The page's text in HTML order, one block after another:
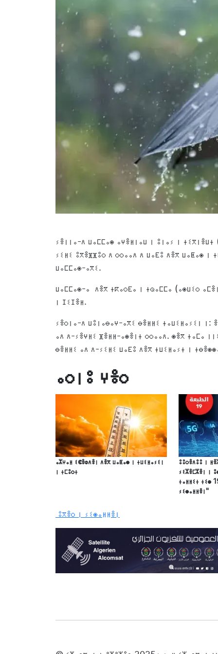
ⵢⴻⵏⵏⴰ-ⴷ ⵡⴰⵎⵎⴰⵙ ⴰⵖⴻⵍⵏⴰⵡ ⵏ ⵓⵏⴰⵢ ⵏ
ⵢⵉⵍⵉ ⵓⴳⴻⴼⴼⵓⵔ ⴷ ⵔⵔⴰⴰⴷ ⴷ ⵡⴰⴹⵓ ⴷⴻⴳ ⵡⴰⵟⴰⵙ ⵏ
ⵡⴰⵎⵎⴰⵙ-ⴰⴳⵉ.
ⵡⴰⵎⵎⴰⵙ-ⴰ ⴷⴻⴳ ⵜⴽⴰⵔⴹⴰ ⵏ ⵜⵕⴰⵎⵎⴰ (ⴰⵙⵡⵉⵔ
ⵏ ⵊⵉⵊⴻⵍ.
ⵢⴻⵔⵏⴰ-ⴷ ⵡⵓⵏⴰⴱⴰⵖ-ⴰⴳⵉ ⴱⴻⵍⵍⵉ ⵜⴰⵡⵉⵍⴰⵢⵉⵏ ⵏ:
ⴰⴷ ⴷ-ⵢⴻⵖⵍⵉ ⴼⴻⵍⵍ-ⴰⵙⴻⵏⵜ ⵔⵔⴰⴰⴷ. ⵙⴻⴳ ⵜⴰⵎⴰ
ⴱⴻⵍⵍⵉ ⴰⴷ ⴷ-ⵢⵉⵍⵉ ⵡⴰⴹⵓ ⴷⴻⴳ ⵜⵡⵉⵍⴰⵢⵜ ⵏ
ⴰⵔⵏⵓ ⵖⴻⵔ
ⴰⵣⵖⴰⵍ ⵉⵞⴻⵀⴷⴻⵏ ⴷⴻⴳ ⵡⴰⵟⴰⵙ ⵏ ⵜⵡⵉⵍⴰⵢⵉⵏ
ⵏ ⵜⵎⵓⵔⵜ
ⵓⵓⵔⴻⴷⵓⵓ ⵏ
ⵢⵉⵣⴻⵎⵣⴻⵏ ⵏ
ⵜⴰⵍⵍⵉⵜ ⵜⵉⵙ
ⵢⵉⵙⴰⵍⵍⴻⵏ"
ⵓⴳⴻⵔ ⵏ ⵢⵉⵙⴰⵍⵍⴻⵏ